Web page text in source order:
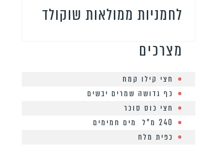
לחמניות ממולאות שוקולד
מצרכים
חצי קילו קמח
כף גדושה שמרים יבשים
חצי כוס סוכר
240 מ”ל מים חמימים
כפית מלח